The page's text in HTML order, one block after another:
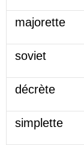
majorette
soviet
décrète
simplette